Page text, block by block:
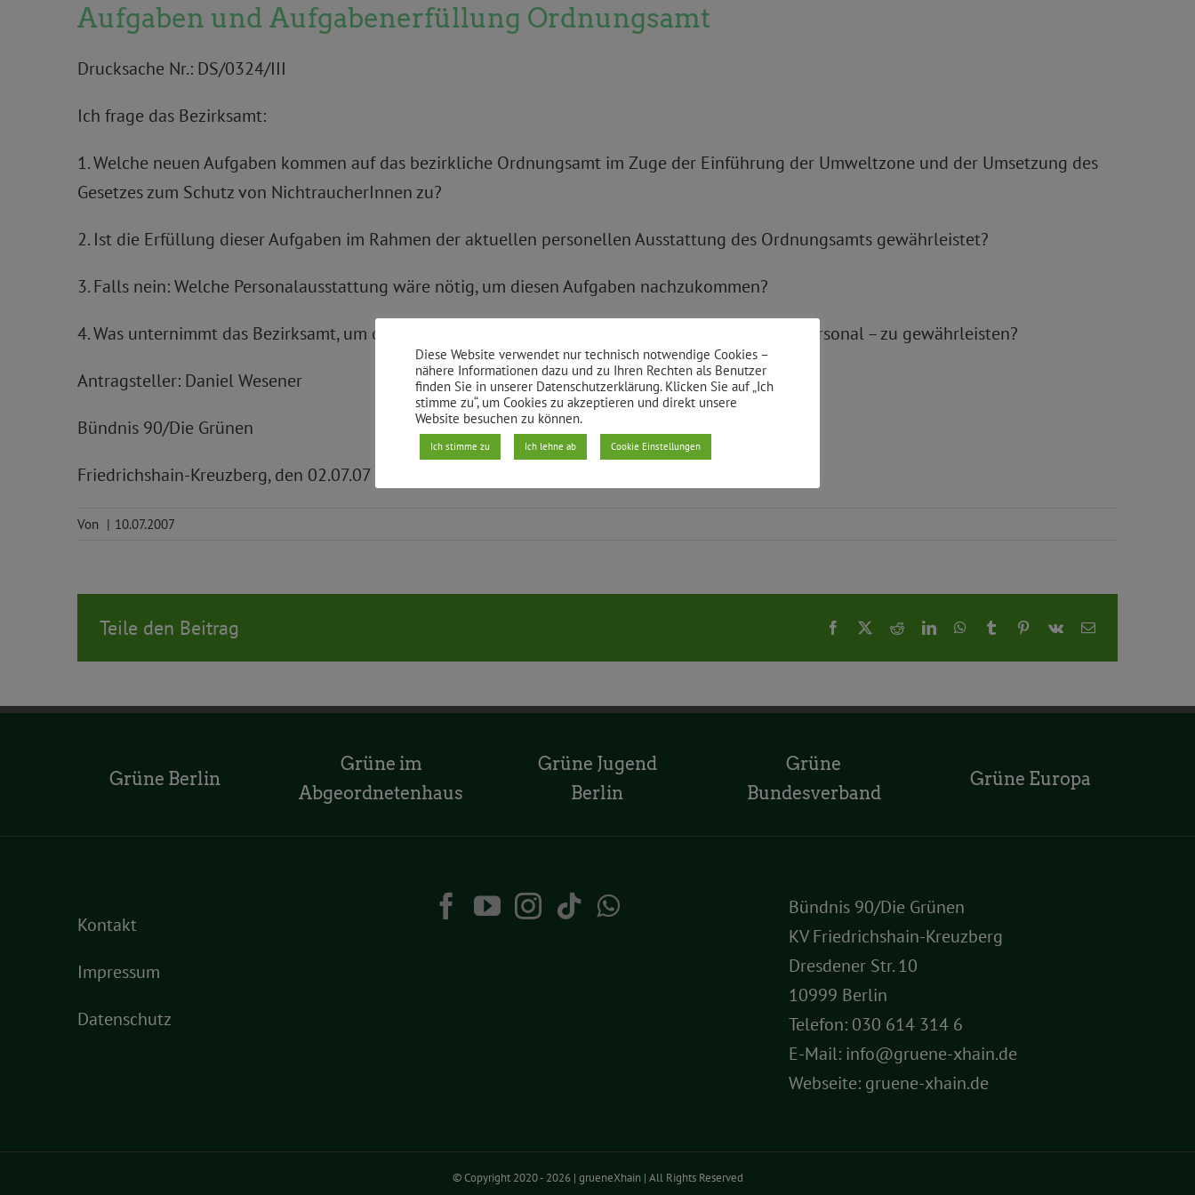
Aufgaben und Aufgabenerfüllung Ordnungsamt
Drucksache Nr.: DS/0324/III
Ich frage das Bezirksamt:
1. Welche neuen Aufgaben kommen auf das bezirkliche Ordnungsamt im Zuge der Einführung der Umweltzone und der Umsetzung des
Gesetzes zum Schutz von NichtraucherInnen zu?
2. Ist die Erfüllung dieser Aufgaben im Rahmen der aktuellen personellen Ausstattung des Ordnungsamts gewährleistet?
3. Falls nein: Welche Personalausstattung wäre nötig, um diesen Aufgaben nachzukommen?
4. Was unternimmt das Bezirksamt, um die Erfüllung der Aufgaben – mit oder ohne zusätzliches Personal – zu gewährleisten?
Antragsteller: Daniel Wesener
Bündnis 90/Die Grünen
Friedrichshain-Kreuzberg, den 02.07.07
Von | 10.07.2007
Teile den Beitrag Facebook RedditLinkedInWhatsApp
Tumblr Pinterest
Vk
E-
Grüne Berlin
Grüne im
Abgeordnetenhaus
Grüne Jugend
Berlin
Grüne
Bundesverband
Grüne Europa
Kontakt
Impressum
Datenschutz
Bündnis 90/Die Grünen
KV Friedrichshain-Kreuzberg
Dresdener Str. 10
10999 Berlin
Telefon: 030 614 314 6
E-Mail: info@gruene-xhain.de
Webseite: gruene-xhain.de
© Copyright 2020 - 2026 | grueneXhain | All Rights Reserved
Diese Website verwendet nur technisch notwendige Cookies –
nähere Informationen dazu und zu Ihren Rechten als Benutzer
finden Sie in unserer Datenschutzerklärung. Klicken Sie auf „Ich
stimme zu“, um Cookies zu akzeptieren und direkt unsere
Website besuchen zu können.
Ich stimme zu Ich lehne ab Cookie Einstellungen